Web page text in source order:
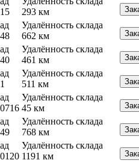
293 км
Удалённость склада
662 км
Удалённость склада
461 км
Удалённость склада
511 км
Удалённость склада
45 км
Удалённость склада
768 км
Удалённость склада
1191 км